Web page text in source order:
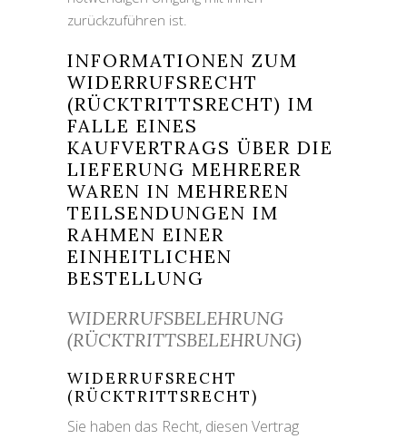
zurückzuführen ist.
INFORMATIONEN ZUM
WIDERRUFSRECHT
(RÜCKTRITTSRECHT) IM
FALLE EINES
KAUFVERTRAGS ÜBER DIE
LIEFERUNG MEHRERER
WAREN IN MEHREREN
TEILSENDUNGEN IM
RAHMEN EINER
EINHEITLICHEN
BESTELLUNG
WIDERRUFSBELEHRUNG
(RÜCKTRITTSBELEHRUNG)
WIDERRUFSRECHT
(RÜCKTRITTSRECHT)
Sie haben das Recht, diesen Vertrag